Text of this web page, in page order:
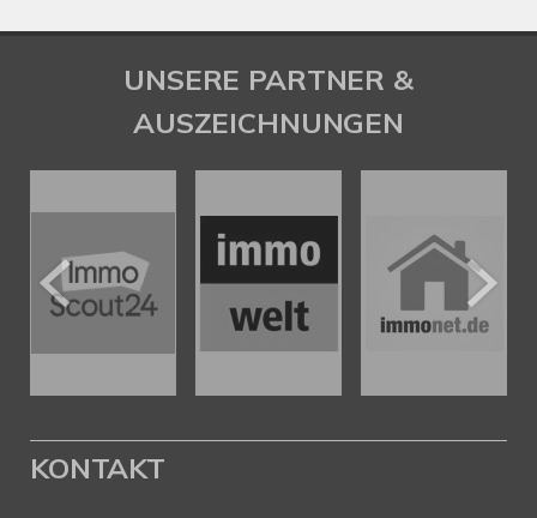
UNSERE PARTNER &
AUSZEICHNUNGEN
KONTAKT